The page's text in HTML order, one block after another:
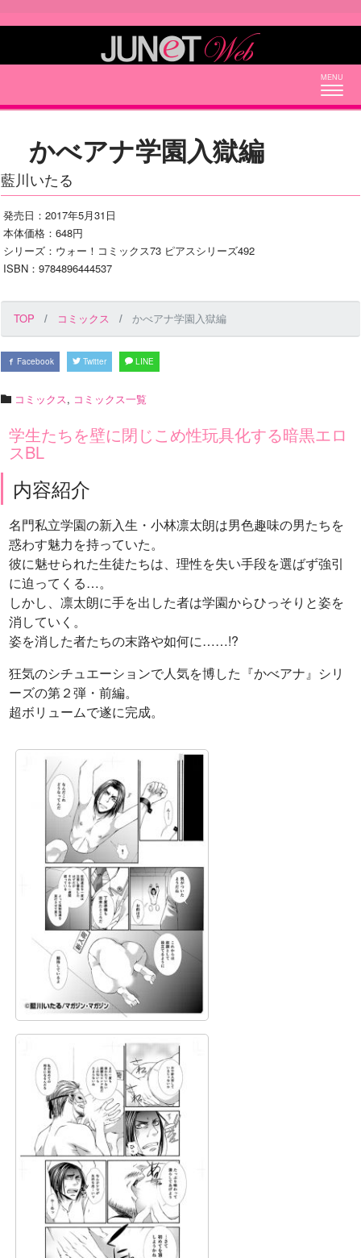
かべアナ学園入獄編
藍川いたる
発売日：2017年5月31日
本体価格：648円
シリーズ：ウォー！コミックス73 ピアスシリーズ492
ISBN：9784896444537
TOP コミックス かべアナ学園入獄編
Facebook Twitter LINE
コミックス, コミックス一覧
学生たちを壁に閉じこめ性玩具化する暗黒エロ
スBL
内容紹介
名門私立学園の新入生・小林凛太朗は男色趣味の男たちを
惑わす魅力を持っていた。
彼に魅せられた生徒たちは、理性を失い手段を選ばず強引
に迫ってくる…。
しかし、凛太朗に手を出した者は学園からひっそりと姿を
消していく。
姿を消した者たちの末路や如何に……!?
狂気のシチュエーションで人気を博した『かべアナ』シリ
ーズの第２弾・前編。
超ボリュームで遂に完成。